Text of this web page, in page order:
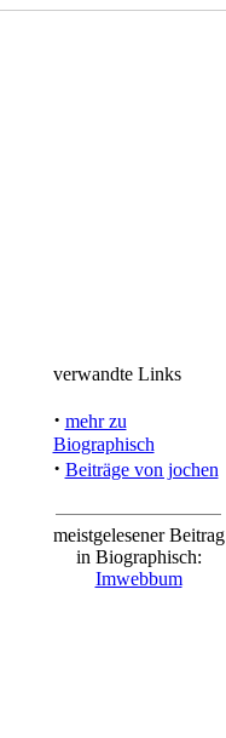
verwandte Links
· mehr zu
Biographisch
· Beiträge von jochen
meistgelesener Beitrag
in Biographisch:
Imwebbum